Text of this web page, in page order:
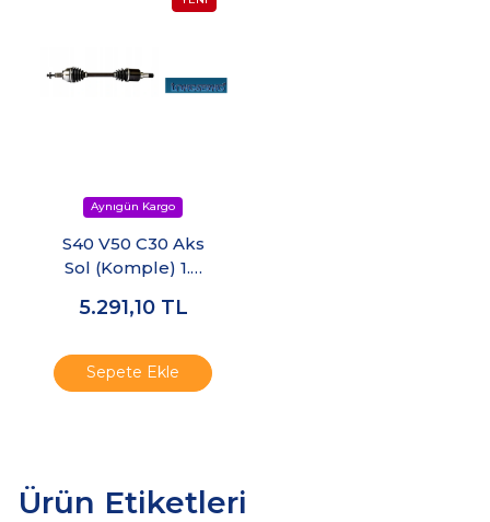
S40 V50 C30 Aks
Sol (Komple) 1.6
5.291,10 TL
Sepete Ekle
Ürün Etiketleri